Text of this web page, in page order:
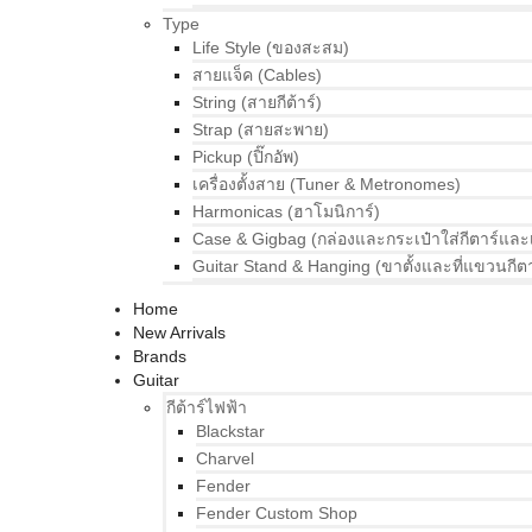
Type
Life Style (ของสะสม)
สายแจ็ค (Cables)
String (สายกีต้าร์)
Strap (สายสะพาย)
Pickup (ปิ๊กอัพ)
เครื่องตั้งสาย (Tuner & Metronomes)
Harmonicas (ฮาโมนิการ์)
Case & Gigbag (กล่องและกระเป๋าใส่กีตาร์และ
Guitar Stand & Hanging (ขาตั้งและที่แขวนกีต
Home
New Arrivals
Brands
Guitar
กีต้าร์ไฟฟ้า
Blackstar
Charvel
Fender
Fender Custom Shop